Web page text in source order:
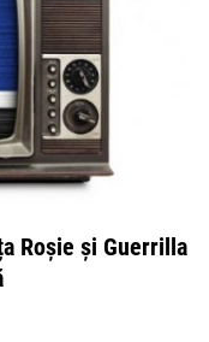
Roșie și Guerrilla